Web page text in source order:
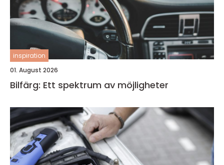
inspiration
01. August 2026
Bilfärg: Ett spektrum av möjligheter